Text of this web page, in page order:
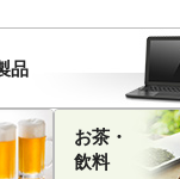
品
お茶・
飲料